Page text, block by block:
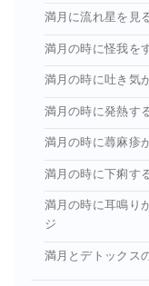
満月に流れ星を見
満月の時に怪我を
満月の時に吐き気
満月の時に発熱す
満月の時に蕁麻疹
満月の時に下痢す
満月の時に耳鳴り
ジ
満月とデトックス